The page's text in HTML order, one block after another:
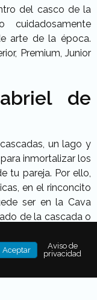
del casco de la
arte de la época.
Premium, Junior
de
un lago y
inmortalizar los
tu pareja. Por ello,
en el rinconcito
ser en la Cava
de la cascada o
Aceptar
Aviso de
privacidad